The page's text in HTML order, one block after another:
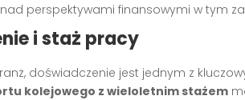
perspektywami finansowymi w tym
i staż pracy
doświadczenie jest jednym z
kolejowego z wieloletnim stażem